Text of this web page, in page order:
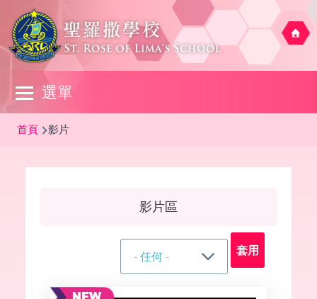
移至主內容
選單
Main
navigation
導
連
首頁 影片
影片區